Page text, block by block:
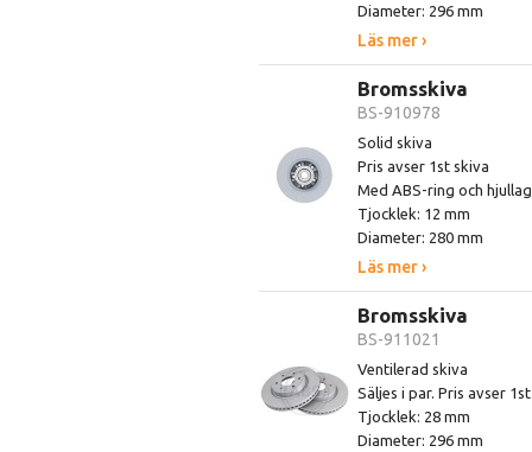
Diameter: 296 mm
Läs mer ›
Bromsskiva
BS-910978
Solid skiva
Pris avser 1st skiva
Med ABS-ring och
Tjocklek: 12 mm
Diameter: 280 mm
Läs mer ›
Bromsskiva
BS-911021
Ventilerad skiva
Säljes i par. Pris avser
Tjocklek: 28 mm
Diameter: 296 mm